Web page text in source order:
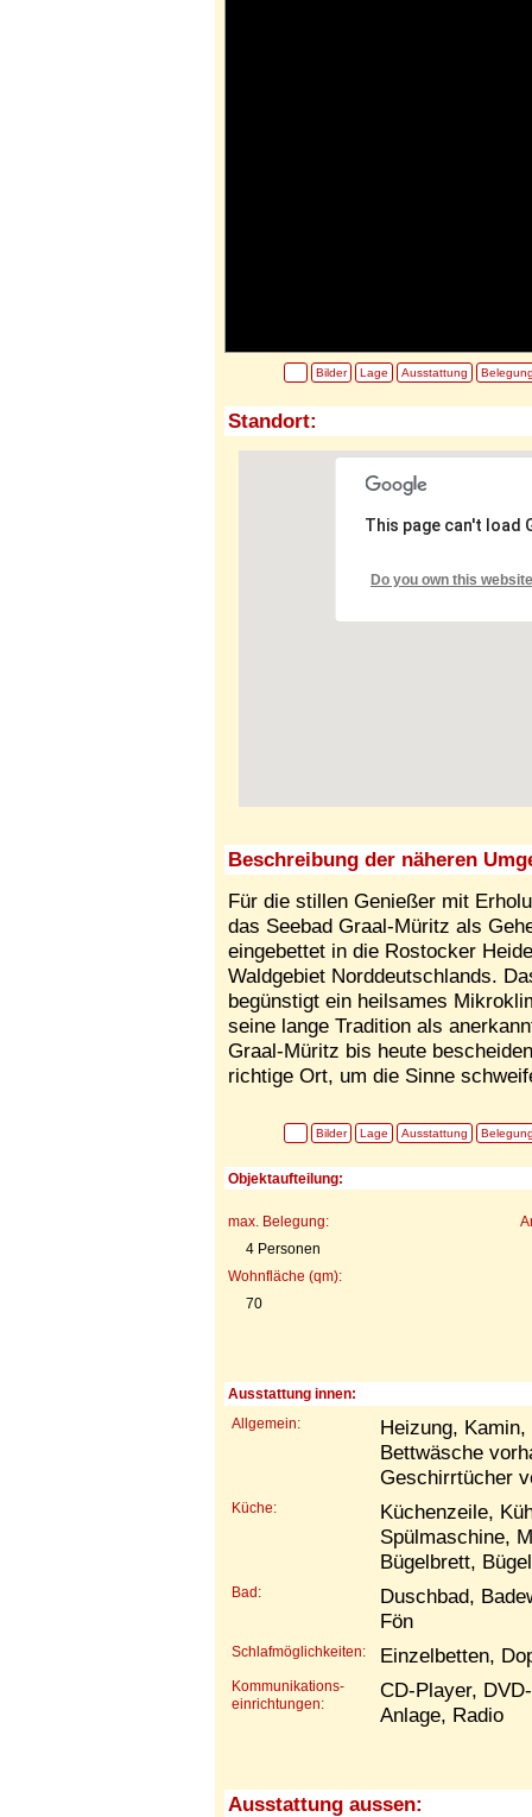
Bilder Lage Ausstattung
Standort:
This page can't load
Do you own this
Beschreibung der näheren
Für die stillen Genießer mit
das Seebad Graal-Müritz als
eingebettet in die Rostocker
Waldgebiet Norddeutschlands.
begünstigt ein heilsames
seine lange Tradition als
Graal-Müritz bis heute
richtige Ort, um die Sinne
Bilder Lage Ausstattung
Objektaufteilung:
max. Belegung:
4 Personen
Wohnfläche (qm):
70
Ausstattung innen:
Allgemein:
Heizung,
Bettwäsche
Geschirrtücher
Küche:
Küchenzeile,
Spülmaschine,
Bügelbrett,
Bad:
Duschbad,
Fön
Schlafmöglichkeiten: Einzelbetten,
Kommunikations-
einrichtungen:
CD-Player,
Anlage, Radio
Ausstattung aussen: